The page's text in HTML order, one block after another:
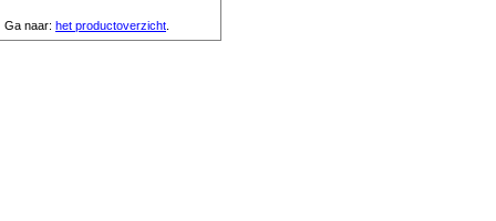
Ga naar: het productoverzicht